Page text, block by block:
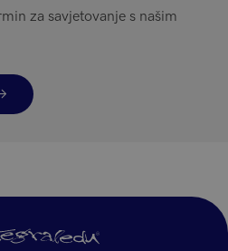
za savjetovanje s našim